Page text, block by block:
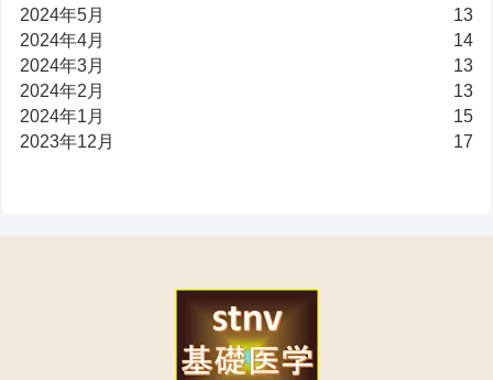
2024年5月
13
2024年4月
14
2024年3月
13
2024年2月
13
2024年1月
15
2023年12月
17